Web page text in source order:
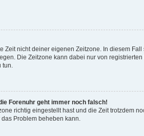
Zeit nicht deiner eigenen Zeitzone. In diesem
Die Zeitzone kann dabei nur von
Forenuhr geht immer noch falsch!
richtig eingestellt hast und die Zeit trotzdem
Problem beheben kann.